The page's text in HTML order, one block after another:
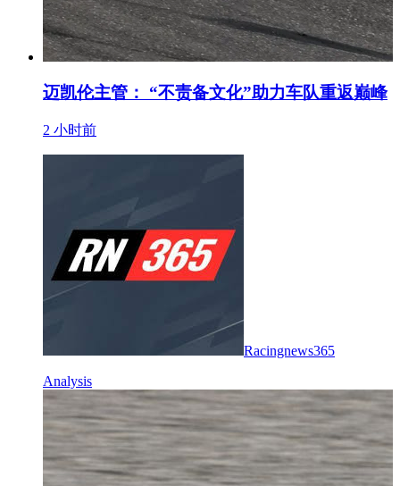
迈凯伦主管： “不责备文化”助力车队重返巅峰
2 小时前
Racingnews365
Analysis